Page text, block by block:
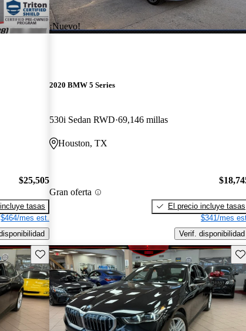
$25,505
tasas
$464/mes est.
¡Nuevo!
2020 BMW 5 Series
530i Sedan RWD 69,146 millas
Houston, TX
Gran oferta
El precio incluye tasas
$341/mes
Verif. disponibilidad
Guarda este Aviso